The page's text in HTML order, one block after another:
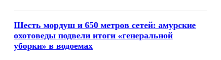
Шесть мордуш и 650 метров сетей: амурские
охотоведы подвели итоги «генеральной
уборки» в водоемах